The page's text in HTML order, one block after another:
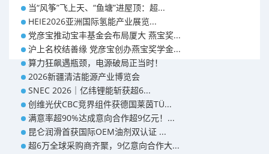
当“风筝”飞上天、“鱼塘”进屋顶：超...
HEIE2026亚洲国际氢能产业展览...
党彦宝推动宝丰基金会布局厦大 燕宝奖...
沪上名校结善缘 党彦宝创办燕宝奖学金...
算力狂飙遇瓶颈，电源破局正当时！
2026新疆清洁能源产业博览会
SNEC 2026｜亿纬锂能斩获超6...
创维光伏CBC竞界组件获德国莱茵TÜ...
满意率超90%达成意向合作超9亿元！...
​昆仑润滑首获国际OEM油剂双认证 ...
超6万全球采购商齐聚，9亿意向合作大...